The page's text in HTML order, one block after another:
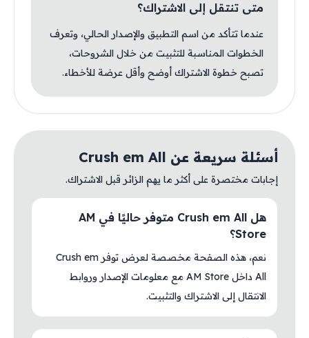
متى تنتقل إلى الاشتراك؟
عندما تتأكد من اسم التطبيق والإصدار الحالي، وتعرف
الخطوات المناسبة للتثبيت من خلال الشروحات،
تصبح خطوة الاشتراك أوضح وأقل عرضة للأخطاء.
أسئلة سريعة عن Crush em All
إجابات مختصرة على أكثر ما يهم الزائر قبل الاشتراك.
هل Crush em All متوفر حاليًا في AM
Store؟
نعم، هذه الصفحة مخصصة لعرض توفر Crush em
All داخل AM Store مع معلومات الإصدار وروابط
الانتقال إلى الاشتراك والتثبيت.